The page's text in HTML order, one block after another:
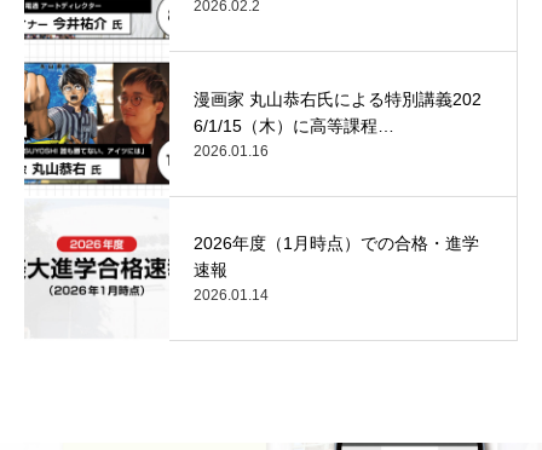
2026.02.2
漫画家 丸山恭右氏による特別講義202
6/1/15（木）に高等課程…
2026.01.16
2026年度（1月時点）での合格・進学
速報
2026.01.14